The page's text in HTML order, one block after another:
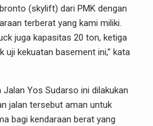
(skylift) dari PMK dengan
terberat yang kami miliki.
juga kapasitas 20 ton, ketiga
uji kekuatan basement ini,” kata
Yos Sudarso ini dilakukan
jalan tersebut aman untuk
bagi kendaraan berat yang